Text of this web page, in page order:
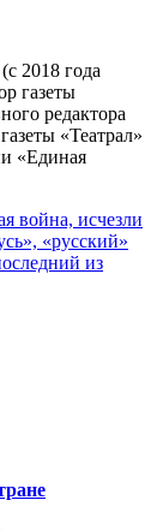
2018 года
газеты
редактора
«Театрал»
«Единая
война, исчезли
«русский»
из